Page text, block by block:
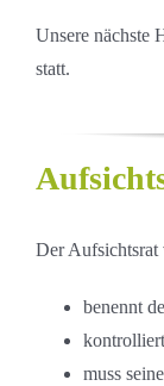
Unsere nächste
statt.
Der
benennt
muss